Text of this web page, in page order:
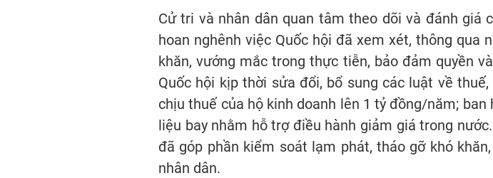
Cử tri và nhân dân quan tâm theo dõi và đánh giá
hoan nghênh việc Quốc hội đã xem xét, thông
khăn, vướng mắc trong thực tiễn, bảo đảm quyền
Quốc hội kịp thời sửa đổi, bổ sung các luật về
chịu thuế của hộ kinh doanh lên 1 tỷ đồng/năm;
liệu bay nhằm hỗ trợ điều hành giảm giá trong
đã góp phần kiểm soát lạm phát, tháo gỡ khó
nhân dân.